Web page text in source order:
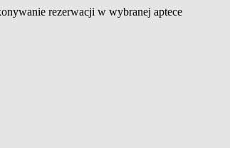
rezerwacji w wybranej aptece